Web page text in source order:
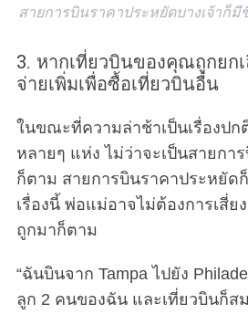
สายการบินราคาประหยัดบางเจ้าก็มีชื่
3. หากเที่ยวบินของคุณถูกยก
จ่ายเพิ่มเพื่อซื้อเที่ยวบินอื่น
ในขณะที่ความล่าช้าเป็นเรื่องป
หลายๆ แห่ง ไม่ว่าจะเป็นสายกา
ก็ตาม สายการบินราคาประหยัด
เรื่องนี้ พ่อแม่อาจไม่ต้องการเสี่ย
ถูกมาก็ตาม
“ฉันบินจาก Tampa ไปยัง
ลูก 2 คนของฉัน และเที่ยวบินก็ส